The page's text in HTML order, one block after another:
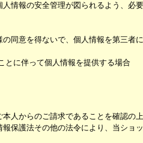
情報の安全管理が図られるよう、必
同意を得ないで、個人情報を第三者
とに伴って個人情報を提供する場合
人からのご請求であることを確認の上
保護法その他の法令により、当ショ